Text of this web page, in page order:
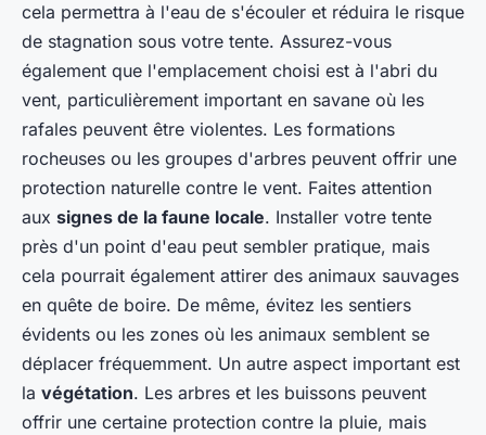
cela permettra à l'eau de s'écouler et réduira le risque
de stagnation sous votre tente. Assurez-vous
également que l'emplacement choisi est à l'abri du
vent, particulièrement important en savane où les
rafales peuvent être violentes. Les formations
rocheuses ou les groupes d'arbres peuvent offrir une
protection naturelle contre le vent. Faites attention
aux signes de la faune locale. Installer votre tente
près d'un point d'eau peut sembler pratique, mais
cela pourrait également attirer des animaux sauvages
en quête de boire. De même, évitez les sentiers
évidents ou les zones où les animaux semblent se
déplacer fréquemment. Un autre aspect important est
la végétation. Les arbres et les buissons peuvent
offrir une certaine protection contre la pluie, mais